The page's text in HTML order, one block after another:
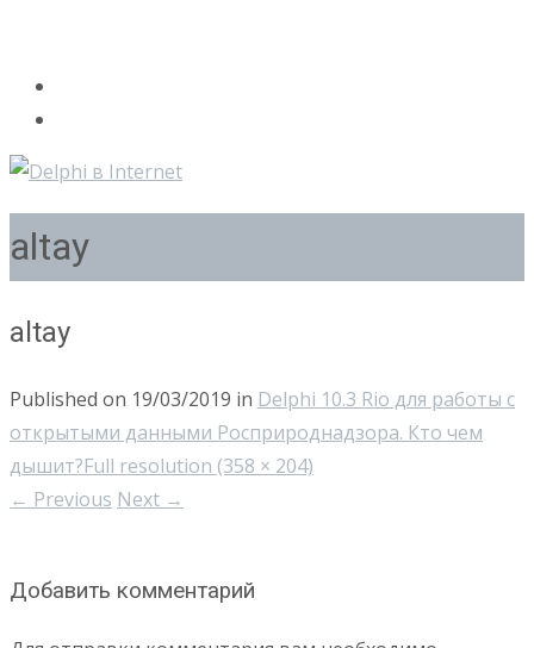
altay
altay
Published on 19/03/2019 in Delphi 10.3 Rio для работы с
открытыми данными Росприроднадзора. Кто чем
дышит?Full resolution (358 × 204)
← Previous Next →
Добавить комментарий